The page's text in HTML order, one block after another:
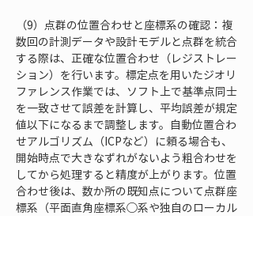
（9）点群の位置合わせと座標系の確認：複
数回の計測データや設計モデルと点群を統合
する際は、正確な位置合わせ（レジストレー
ション）を行います。標定点を用いたジオリ
ファレンス作業では、ソフト上で基準点同士
を一致させて誤差を計算し、平均誤差が規定
値以下になるまで調整します。自動位置合わ
せアルゴリズム（ICPなど）に頼る場合も、
開始時点で大きなずれがないよう粗合わせを
してから処理すると精度が上がります。位置
合わせ後は、数か所の既知点について点群座
標系（平面直角座標系◯系や独自のローカル